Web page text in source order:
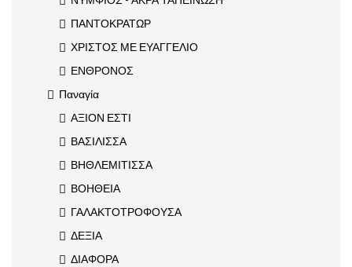
ΠΑΝΤΟΚΡΑΤΩΡ
ΧΡΙΣΤΟΣ ΜΕ ΕΥΑΓΓΕΛΙΟ
ΕΝΘΡΟΝΟΣ
Παναγία
ΑΞΙΟΝ ΕΣΤΙ
ΒΑΣΙΛΙΣΣΑ
ΒΗΘΛΕΜΙΤΙΣΣΑ
ΒΟΗΘΕΙΑ
ΓΑΛΑΚΤΟΤΡΟΦΟΥΣΑ
ΔΕΞΙΑ
ΔΙΑΦΟΡΑ